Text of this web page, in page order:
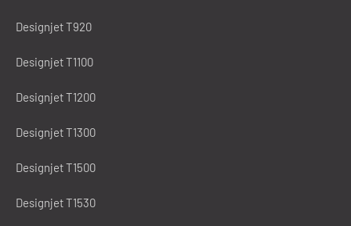
Designjet T920
Designjet T1100
Designjet T1200
Designjet T1300
Designjet T1500
Designjet T1530